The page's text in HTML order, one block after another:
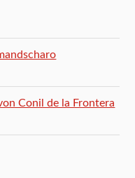
Conil de la Frontera